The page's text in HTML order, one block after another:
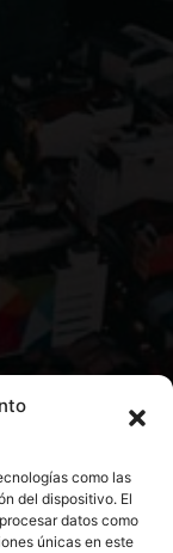
como las
del dispositivo. El
datos como
únicas en este